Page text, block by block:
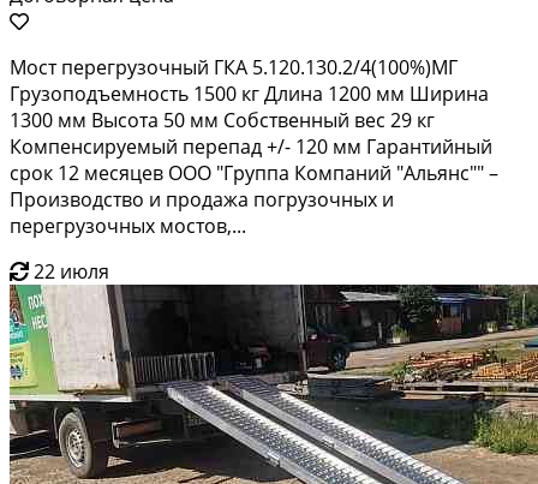
Мост перегрузочный ГКА 5.120.130.2/4(100%)МГ
Грузоподъемность 1500 кг Длина 1200 мм Ширина
1300 мм Высота 50 мм Собственный вес 29 кг
Компенсируемый перепад +/- 120 мм Гарантийный
срок 12 месяцев ООО "Группа Компаний "Альянс"" –
Производство и продажа погрузочных и
перегрузочных мостов,...
22 июля